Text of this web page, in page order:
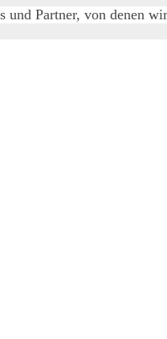
Partner, von denen